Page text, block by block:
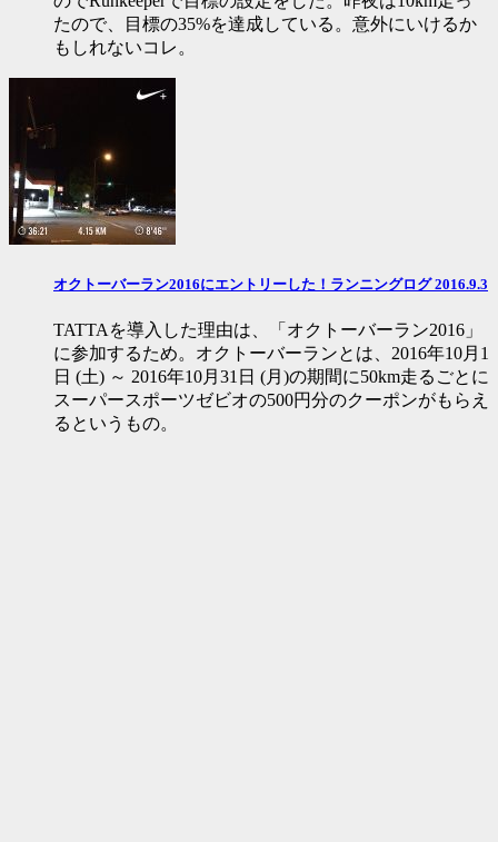
たので、目標の35%を達成している。意外にいけるか
もしれないコレ。
オクトーバーラン2016にエントリーした！ランニングログ 2016.9.3
TATTAを導入した理由は、「オクトーバーラン2016」
に参加するため。オクトーバーランとは、2016年10月1
日 (土) ～ 2016年10月31日 (月)の期間に50km走るごとに
スーパースポーツゼビオの500円分のクーポンがもらえ
るというもの。